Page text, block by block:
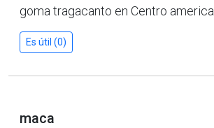
goma tragacanto en Centro america
Es útil (0)
maca